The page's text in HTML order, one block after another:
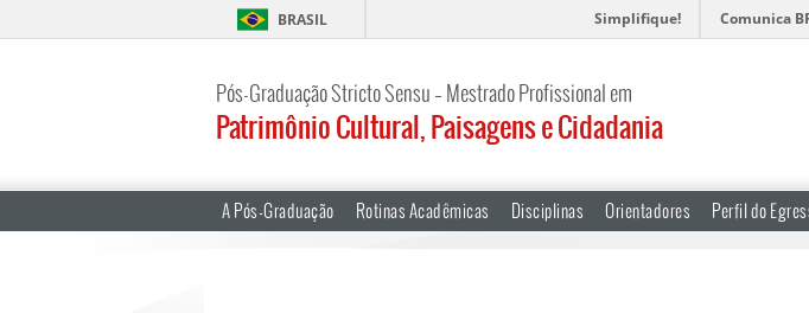
BRASIL Simplifique! Comunica
Pós-Graduação Stricto Sensu – Mestrado Profissional em
Patrimônio Cultural, Paisagens e Cidadania
A Pós-Graduação Rotinas Acadêmicas Disciplinas Orientadores Perfil do